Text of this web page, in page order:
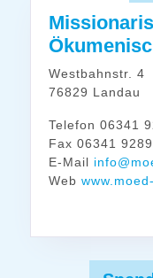
Westbahnstr. 4
76829 Landau
Telefon 06341
Fax 06341
E-Mail
Web